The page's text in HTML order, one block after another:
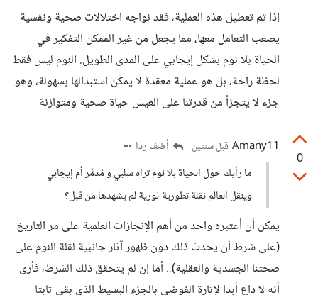
إذا تم تعطيل هذه العملية، فقد نواجه اختلالات صحية ونفسية
يصعب التعامل معها، مما يجعل من غير الممكن التفكير في
الحياة بلا نوم بشكل إيجابي على المدى الطويل. النوم ليس فقط
لحظة راحة، بل هو عملية معقدة لا يمكن استبدالها بسهولة، وهو
جزء لا يتجزأ من قدرتنا على العيش حياة صحية ومتوازنة
0
Amany11 قبل سنتين
أضف ردا
ما رأيك حول الحياة بلا نوم تراه سلبي و مُدمِّر أم إيجابي
وينقل العالم نقلة تطورية ثورية لم يشهدها من قبل؟
يمكن أن أعتبره واحد من أهم الإنجازات العلمية على مر التاريخ
(على شرط أن يحدث ذلك دون ظهور آثار جانبية لقلة النوم على
صحتنا الجسدية والعقلية).. أما إن لم يتحقق ذلك الشرط، فأرى
أنه لا داع أبدا لإثارة الفوضى بالجزء البسيط الذي بقي ثابتا